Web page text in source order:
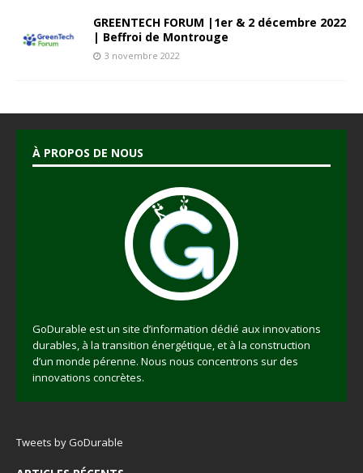
GREENTECH FORUM |1er & 2 décembre 2022
| Beffroi de Montrouge
3 novembre 2022
À PROPOS DE NOUS
GoDurable est un site d’information dédié aux innovations
durables, à la transition énergétique, et à la construction
d’un monde pérenne. Nous nous concentrons sur des
innovations concrètes.
Tweets by GoDurable